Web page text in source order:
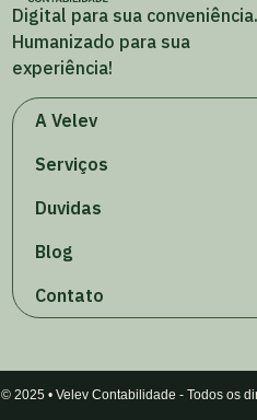
Digital para sua conveniência.
Humanizado para sua
experiência!
A Velev
Serviços
Duvidas
Blog
Contato
© 2025 • Velev Contabilidade - Todos os